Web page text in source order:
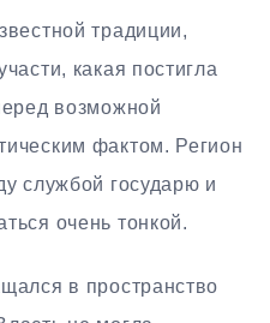
традиции,
какая постигла
возможной
фактом. Регион
службой государю и
очень тонкой.
в пространство